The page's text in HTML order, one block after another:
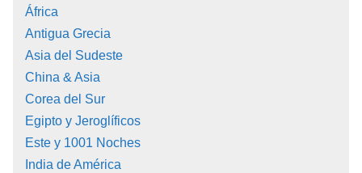
África
Antigua Grecia
Asia del Sudeste
China & Asia
Corea del Sur
Egipto y Jeroglíficos
Este y 1001 Noches
India de América